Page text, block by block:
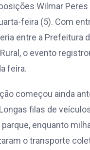
Wilmar Peres
feira (5). Com
entre a Prefeitura
o evento
feira.
começou ainda
filas de
enquanto
o transporte